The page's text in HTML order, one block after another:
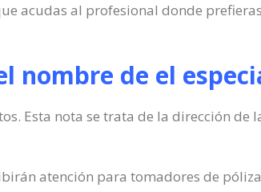
acudas al profesional donde
nombre de el
Esta nota se trata de la dirección de
atención para tomadores de